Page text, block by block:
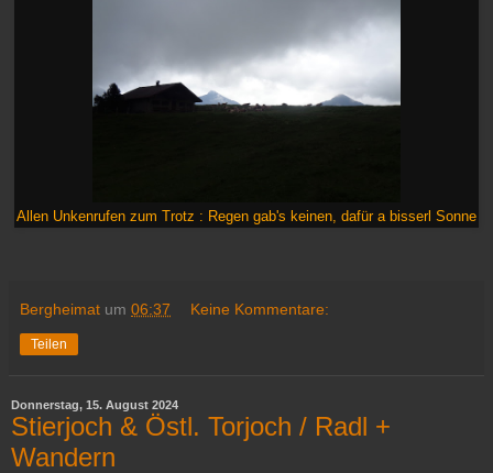
Allen Unkenrufen zum Trotz : Regen gab's keinen, dafür a bisserl Sonne
Bergheimat um 06:37 Keine Kommentare:
Teilen
Donnerstag, 15. August 2024
Stierjoch & Östl. Torjoch / Radl +
Wandern